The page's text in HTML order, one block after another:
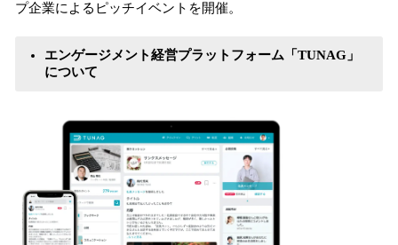
プ企業によるピッチイベントを開催。
エンゲージメント経営プラットフォーム「TUNAG」
について